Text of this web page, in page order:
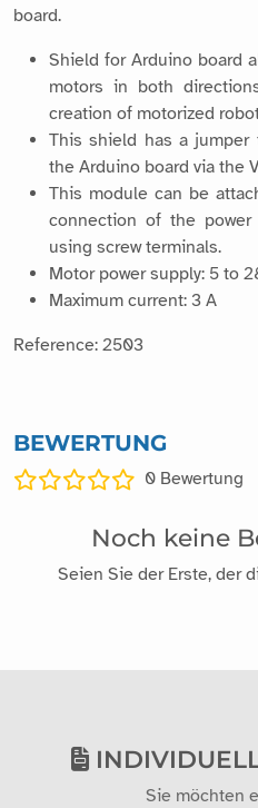
board.
Shield for Arduino board
motors in both
creation of motorized
This shield has a
the Arduino board via the
This module can be
connection of the
using screw terminals.
Motor power supply: 5 to
Maximum current: 3 A
Reference: 2503
BEWERTUNG
0 Bewertung
Noch keine
Seien Sie der Erste, der
Sie möchten